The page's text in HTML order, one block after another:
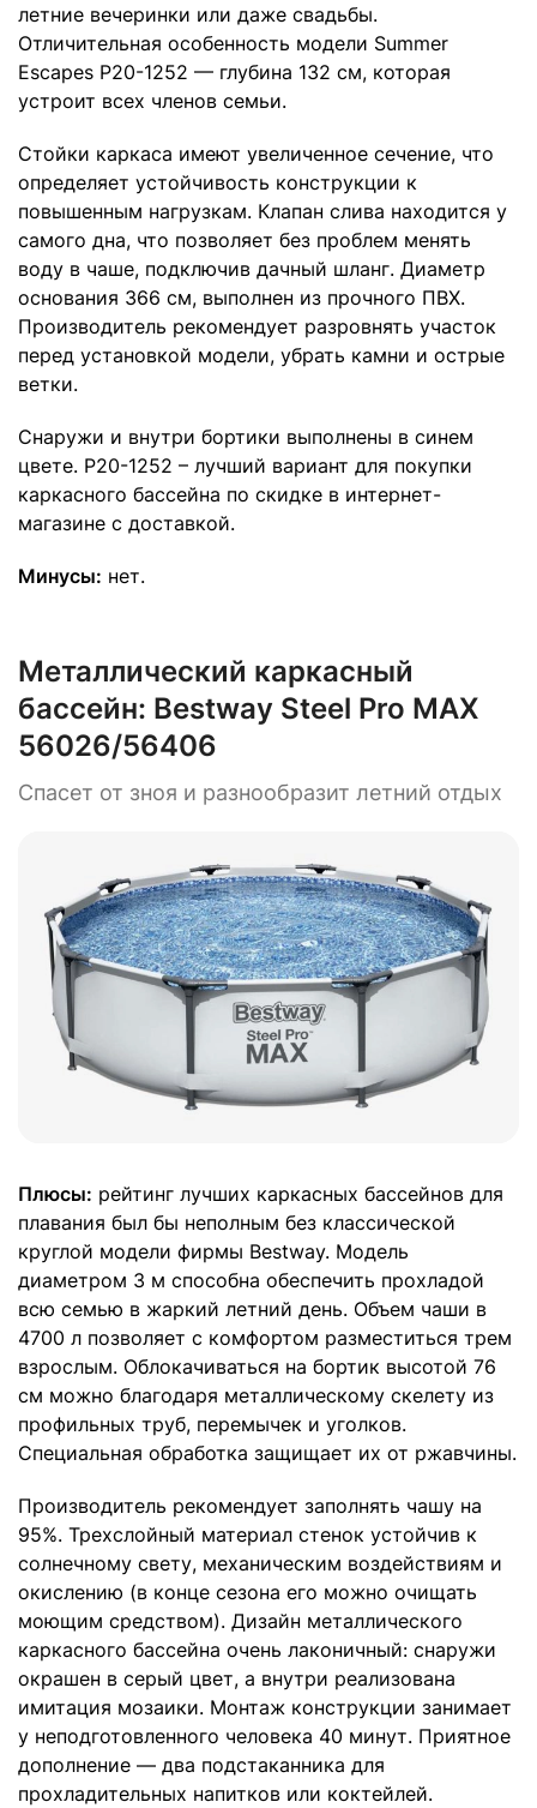
летние вечеринки или даже свадьбы.
Отличительная особенность модели Summer
Escapes P20-1252 — глубина 132 см, которая
устроит всех членов семьи.
Стойки каркаса имеют увеличенное сечение, что
определяет устойчивость конструкции к
повышенным нагрузкам. Клапан слива находится у
самого дна, что позволяет без проблем менять
воду в чаше, подключив дачный шланг. Диаметр
основания 366 см, выполнен из прочного ПВХ.
Производитель рекомендует разровнять участок
перед установкой модели, убрать камни и острые
ветки.
Снаружи и внутри бортики выполнены в синем
цвете. P20-1252 – лучший вариант для покупки
каркасного бассейна по скидке в интернет-
магазине с доставкой.
Минусы: нет.
Металлический каркасный
бассейн: Bestway Steel Pro MAX
56026/56406
Спасет от зноя и разнообразит летний отдых
Плюсы: рейтинг лучших каркасных бассейнов для
плавания был бы неполным без классической
круглой модели фирмы Bestway. Модель
диаметром 3 м способна обеспечить прохладой
всю семью в жаркий летний день. Объем чаши в
4700 л позволяет с комфортом разместиться трем
взрослым. Облокачиваться на бортик высотой 76
см можно благодаря металлическому скелету из
профильных труб, перемычек и уголков.
Специальная обработка защищает их от ржавчины.
Производитель рекомендует заполнять чашу на
95%. Трехслойный материал стенок устойчив к
солнечному свету, механическим воздействиям и
окислению (в конце сезона его можно очищать
моющим средством). Дизайн металлического
каркасного бассейна очень лаконичный: снаружи
окрашен в серый цвет, а внутри реализована
имитация мозаики. Монтаж конструкции занимает
у неподготовленного человека 40 минут. Приятное
дополнение — два подстаканника для
прохладительных напитков или коктейлей.